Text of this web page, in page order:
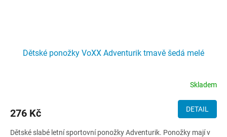
Dětské ponožky VoXX Adventurik tmavě šedá melé
Skladem
276 Kč DETAIL
Dětské slabé letní sportovní ponožky Adventurik. Ponožky mají v